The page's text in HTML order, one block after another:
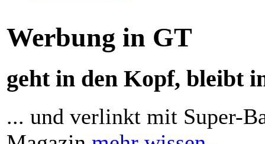
Werbung in GT
geht in den Kopf, bleibt
... und verlinkt mit Super-